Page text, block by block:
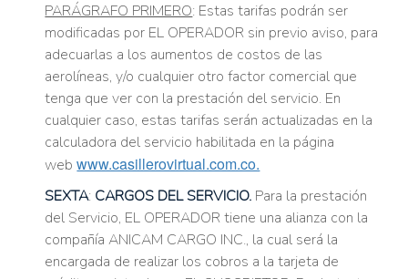
PARÁGRAFO PRIMERO: Estas tarifas podrán ser
modificadas por EL OPERADOR sin previo aviso, para
adecuarlas a los aumentos de costos de las
aerolíneas, y/o cualquier otro factor comercial que
tenga que ver con la prestación del servicio. En
cualquier caso, estas tarifas serán actualizadas en la
calculadora del servicio habilitada en la página
webwww.casillerovirtual.com.co.
SEXTA: CARGOS DEL SERVICIO. Para la prestación
del Servicio, EL OPERADOR tiene una alianza con la
compañía ANICAM CARGO INC., la cual será la
encargada de realizar los cobros a la tarjeta de